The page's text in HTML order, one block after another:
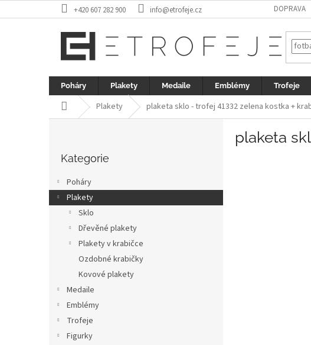
na
+420 607 282 900 info@etrofeje.cz DOPRAVA
Poháry Plakety Medaile Emblémy Trofeje
Domů Plakety plaketa sklo - trofej 41332 zelena kostka +
a
n
kategorie
Kategorie
Poháry
Plakety
Sklo
Dřevěné plakety
Plakety v krabičce
Ozdobné krabičky
Kovové plakety
Medaile
Emblémy
Trofeje
Figurky
plaketa